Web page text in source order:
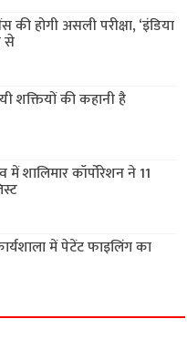
होगी असली परीक्षा, ‘इंडिया
से
शक्तियों की कहानी है
में शालिमार कॉर्पोरेशन ने 11
में पेटेंट फाइलिंग का